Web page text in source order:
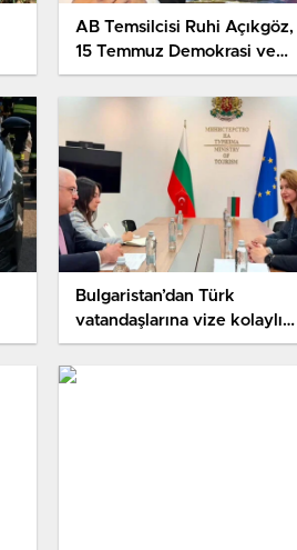
AB Temsilcisi Ruhi Açıkgöz,
15 Temmuz Demokrasi ve
Milli Birlik Günü mesajı
yayınladı
Bulgaristan’dan Türk
vatandaşlarına vize kolaylığı
hazırlığı